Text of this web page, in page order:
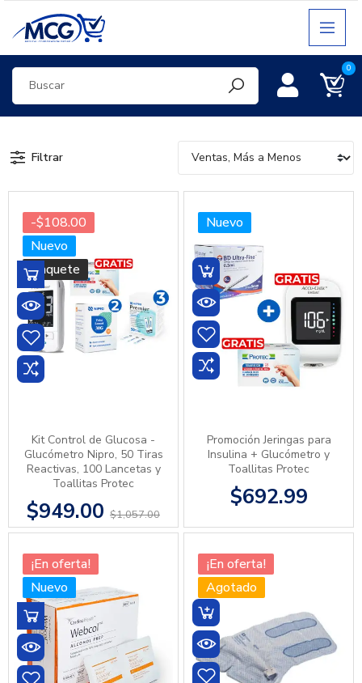
0
Filtrar
-$108.00
Nuevo
Paquete
Kit Control de Glucosa -
Glucómetro Nipro, 50 Tiras
Reactivas, 100 Lancetas y
Toallitas Protec
$949.00 $1,057.00
Nuevo
Promoción Jeringas para
Insulina + Glucómetro y
Toallitas Protec
$692.99
¡En oferta!
Nuevo
¡En oferta!
Agotado